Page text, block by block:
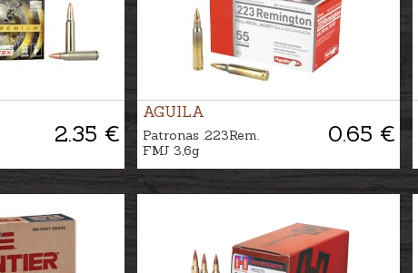
2.35 €
AGUILA
0.65 €
Patronas .223Rem.
FMJ 3,6g